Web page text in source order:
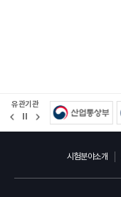
유관기관
정
지
시험분야소개